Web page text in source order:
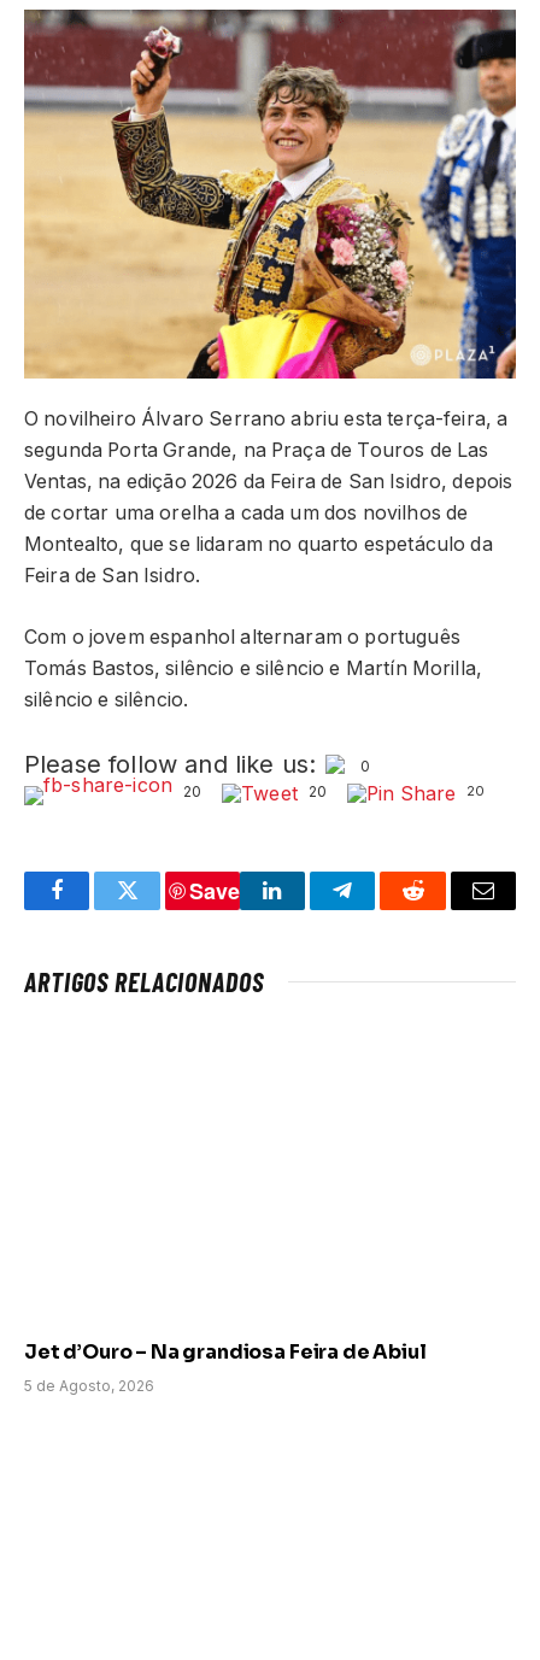
O novilheiro Álvaro Serrano abriu esta terça-feira, a
segunda Porta Grande, na Praça de Touros de Las
Ventas, na edição 2026 da Feira de San Isidro, depois
de cortar uma orelha a cada um dos novilhos de
Montealto, que se lidaram no quarto espetáculo da
Feira de San Isidro.
Com o jovem espanhol alternaram o português
Tomás Bastos, silêncio e silêncio e Martín Morilla,
silêncio e silêncio.
Please follow and like us:
0
20
20 20
FacebookTwitter
Save
LinkedInTelegramReddit Email
ARTIGOS RELACIONADOS
Jet d’Ouro – Na grandiosa Feira de Abiul
5 de Agosto, 2026